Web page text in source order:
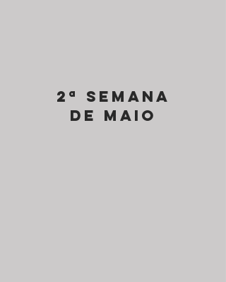
2ª semana
de maio